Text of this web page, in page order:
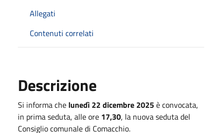
Allegati
Contenuti correlati
Descrizione
Si informa che lunedì 22 dicembre 2025è convocata,
in prima seduta, alle ore 17,30, la nuova seduta del
Consiglio comunale di Comacchio.